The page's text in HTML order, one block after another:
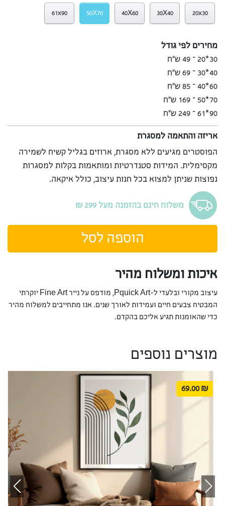
20x30
30X40
40X60
50X70
61x90
מחירים לפי גודל
30*20 – 49 ש”ח
40*30 – 69 ש”ח
60*40 – 85 ש”ח
70*50 – 169 ש”ח
90*61 – 249 ש”ח
אריזה והתאמה למסגרת
הפוסטרים מגיעים ללא מסגרת, ארוזים בגליל קשיח לשמירה
מקסימלית. המידות סטנדרטיות ומותאמות בקלות למסגרות
נפוצות שניתן למצוא בכל חנות עיצוב, כולל איקאה.
משלוח חינם בהזמנה מעל 299 ₪
הוספה לסל
איכות ומשלוח מהיר
עיצוב מקורי ובלעדי ל-Pquick Art, מודפס על נייר Fine Art יוקרתי
המבטיח צבעים חיים ועמידות לאורך שנים. אנו מתחייבים למשלוח מהיר
כדי שהאומנות תגיע אליכם בהקדם.
מוצרים נוספים
₪
69.00